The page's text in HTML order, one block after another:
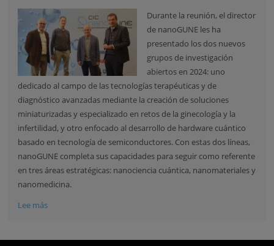
Durante la reunión, el director
de nanoGUNE les ha
presentado los dos nuevos
grupos de investigación
abiertos en 2024: uno
dedicado al campo de las tecnologías terapéuticas y de
diagnóstico avanzadas mediante la creación de soluciones
miniaturizadas y especializado en retos de la ginecología y la
infertilidad, y otro enfocado al desarrollo de hardware cuántico
basado en tecnología de semiconductores. Con estas dos líneas,
nanoGUNE completa sus capacidades para seguir como referente
en tres áreas estratégicas: nanociencia cuántica, nanomateriales y
nanomedicina.
Lee más